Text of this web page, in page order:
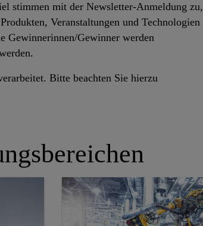
stimmen mit der Newsletter-Anmeldung zu,
Veranstaltungen und Technologien
Gewinner werden
Bitte beachten Sie hierzu